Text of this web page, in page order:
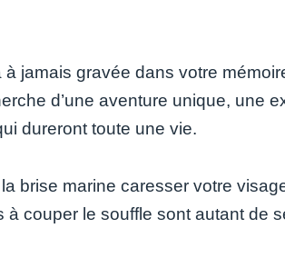
jamais gravée dans votre
d’une aventure unique, une
dureront toute une vie.
brise marine caresser votre
couper le souffle sont autant de